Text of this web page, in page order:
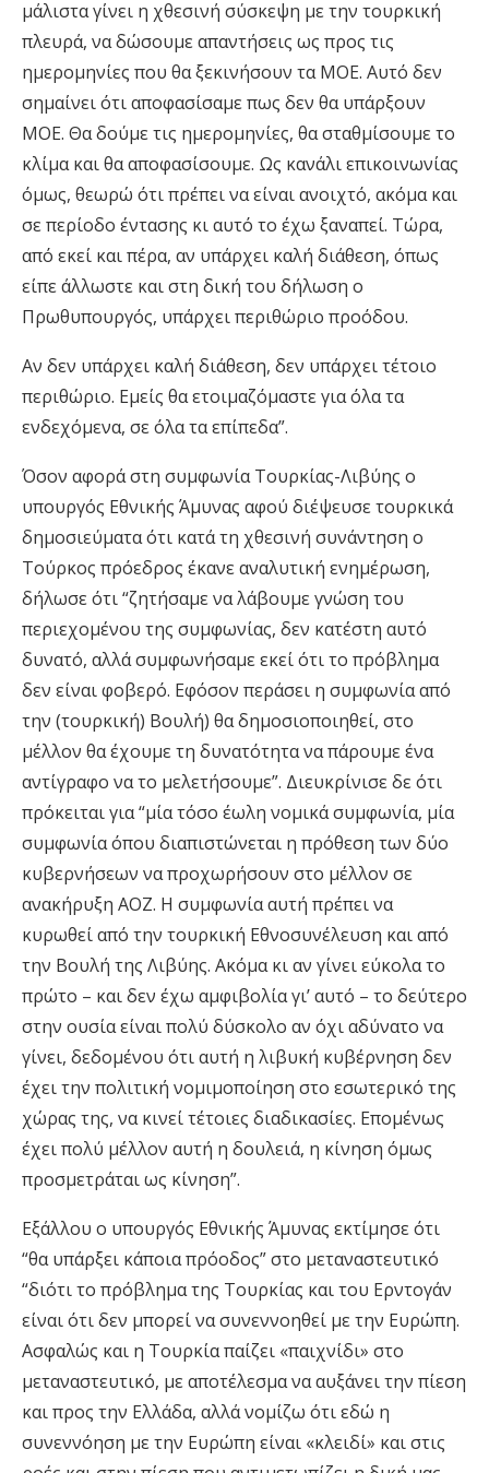
μάλιστα γίνει η χθεσινή σύσκεψη με την τουρκική
πλευρά, να δώσουμε απαντήσεις ως προς τις
ημερομηνίες που θα ξεκινήσουν τα ΜΟΕ. Αυτό δεν
σημαίνει ότι αποφασίσαμε πως δεν θα υπάρξουν
ΜΟΕ. Θα δούμε τις ημερομηνίες, θα σταθμίσουμε το
κλίμα και θα αποφασίσουμε. Ως κανάλι επικοινωνίας
όμως, θεωρώ ότι πρέπει να είναι ανοιχτό, ακόμα και
σε περίοδο έντασης κι αυτό το έχω ξαναπεί. Τώρα,
από εκεί και πέρα, αν υπάρχει καλή διάθεση, όπως
είπε άλλωστε και στη δική του δήλωση ο
Πρωθυπουργός, υπάρχει περιθώριο προόδου.
Αν δεν υπάρχει καλή διάθεση, δεν υπάρχει τέτοιο
περιθώριο. Εμείς θα ετοιμαζόμαστε για όλα τα
ενδεχόμενα, σε όλα τα επίπεδα”.
Όσον αφορά στη συμφωνία Τουρκίας-Λιβύης ο
υπουργός Εθνικής Άμυνας αφού διέψευσε τουρκικά
δημοσιεύματα ότι κατά τη χθεσινή συνάντηση ο
Τούρκος πρόεδρος έκανε αναλυτική ενημέρωση,
δήλωσε ότι “ζητήσαμε να λάβουμε γνώση του
περιεχομένου της συμφωνίας, δεν κατέστη αυτό
δυνατό, αλλά συμφωνήσαμε εκεί ότι το πρόβλημα
δεν είναι φοβερό. Εφόσον περάσει η συμφωνία από
την (τουρκική) Βουλή) θα δημοσιοποιηθεί, στο
μέλλον θα έχουμε τη δυνατότητα να πάρουμε ένα
αντίγραφο να το μελετήσουμε”. Διευκρίνισε δε ότι
πρόκειται για “μία τόσο έωλη νομικά συμφωνία, μία
συμφωνία όπου διαπιστώνεται η πρόθεση των δύο
κυβερνήσεων να προχωρήσουν στο μέλλον σε
ανακήρυξη ΑΟΖ. Η συμφωνία αυτή πρέπει να
κυρωθεί από την τουρκική Εθνοσυνέλευση και από
την Βουλή της Λιβύης. Ακόμα κι αν γίνει εύκολα το
πρώτο – και δεν έχω αμφιβολία γι’ αυτό – το δεύτερο
στην ουσία είναι πολύ δύσκολο αν όχι αδύνατο να
γίνει, δεδομένου ότι αυτή η λιβυκή κυβέρνηση δεν
έχει την πολιτική νομιμοποίηση στο εσωτερικό της
χώρας της, να κινεί τέτοιες διαδικασίες. Επομένως
έχει πολύ μέλλον αυτή η δουλειά, η κίνηση όμως
προσμετράται ως κίνηση”.
Εξάλλου ο υπουργός Εθνικής Άμυνας εκτίμησε ότι
“θα υπάρξει κάποια πρόοδος” στο μεταναστευτικό
“διότι το πρόβλημα της Τουρκίας και του Ερντογάν
είναι ότι δεν μπορεί να συνεννοηθεί με την Ευρώπη.
Ασφαλώς και η Τουρκία παίζει «παιχνίδι» στο
μεταναστευτικό, με αποτέλεσμα να αυξάνει την πίεση
και προς την Ελλάδα, αλλά νομίζω ότι εδώ η
συνεννόηση με την Ευρώπη είναι «κλειδί» και στις